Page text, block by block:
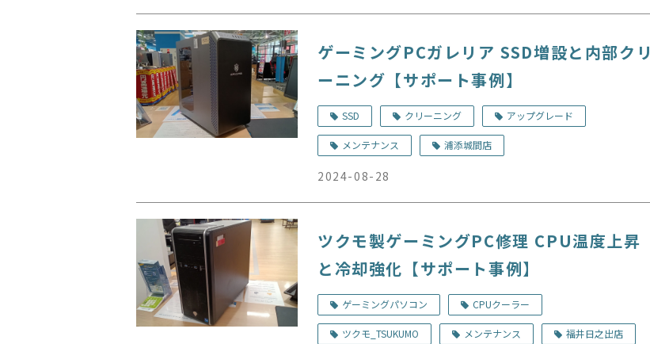
ゲーミングPCガレリア SSD増設と内部クリ
ーニング【サポート事例】
SSD クリーニング アップグレード
メンテナンス 浦添城間店
2024-08-28
ツクモ製ゲーミングPC修理 CPU温度上昇
と冷却強化【サポート事例】
ゲーミングパソコン CPUクーラー
ツクモ_TSUKUMO メンテナンス 福井日之出店